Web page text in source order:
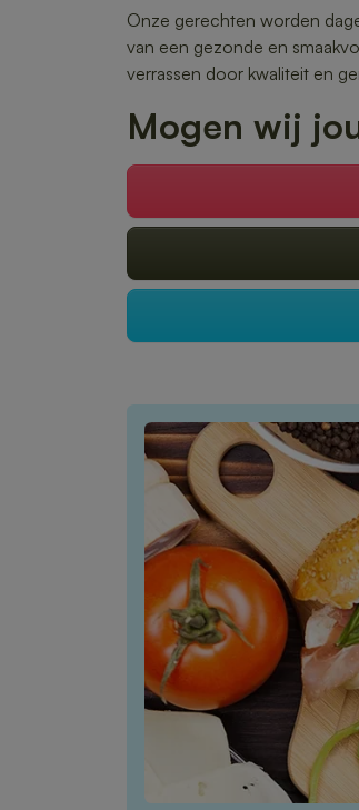
Onze gerechten worden
van een gezonde en
verrassen door kwaliteit en
Mogen wij